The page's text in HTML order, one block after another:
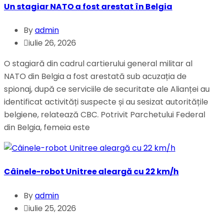
Un stagiar NATO a fost arestat în Belgia
Byadmin
iulie 26, 2026
O stagiară din cadrul cartierului general militar al
NATO din Belgia a fost arestată sub acuzația de
spionaj, după ce serviciile de securitate ale Alianței au
identificat activități suspecte și au sesizat autoritățile
belgiene, relatează CBC. Potrivit Parchetului Federal
din Belgia, femeia este
Câinele-robot Unitree aleargă cu 22 km/h
Byadmin
iulie 25, 2026